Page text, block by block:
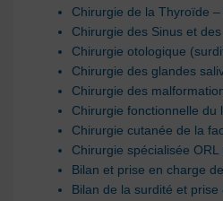
Chirurgie de la Thyroïde
Chirurgie des Sinus et
Chirurgie otologique
Chirurgie des glandes
Chirurgie des
Chirurgie fonctionnelle du
Chirurgie cutanée de la
Chirurgie spécialisée ORL
Bilan et prise en charge
Bilan de la surdité et prise